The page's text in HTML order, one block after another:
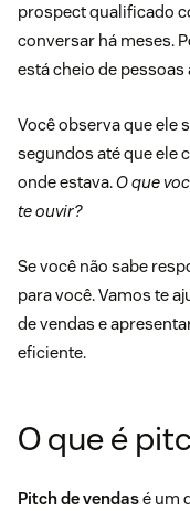
prospect qualificado
conversar há meses.
está cheio de pessoas
Você observa que ele
segundos até que ele
onde estava.O que
te ouvir?
Se você não sabe
para você. Vamos te
de vendas e
eficiente.
O que é
Pitch de vendasé um